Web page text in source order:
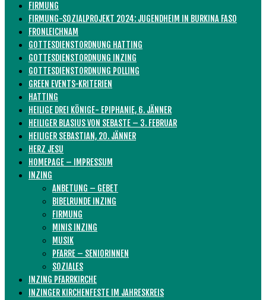
FIRMUNG
FIRMUNG-SOZIALPROJEKT 2024: JUGENDHEIM IN BURKINA FASO
FRONLEICHNAM
GOTTESDIENSTORDNUNG HATTING
GOTTESDIENSTORDNUNG INZING
GOTTESDIENSTORDNUNG POLLING
GREEN EVENTS-KRITERIEN
HATTING
HEILIGE DREI KÖNIGE- EPIPHANIE, 6. JÄNNER
HEILIGER BLASIUS VON SEBASTE – 3. FEBRUAR
HEILIGER SEBASTIAN, 20. JÄNNER
HERZ JESU
HOMEPAGE – IMPRESSUM
INZING
ANBETUNG – GEBET
BIBELRUNDE INZING
FIRMUNG
MINIS INZING
MUSIK
PFARRE – SENIORINNEN
SOZIALES
INZING PFARRKIRCHE
INZINGER KIRCHENFESTE IM JAHRESKREIS